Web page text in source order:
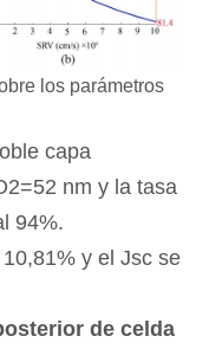
los parámetros
capa
nm y la tasa
94%.
y el Jsc se
de celda